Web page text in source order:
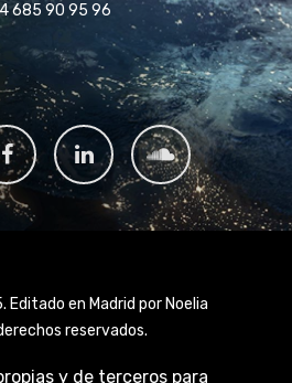
y de terceros para
685 90 95 96
Editado en Madrid por Noelia
reservados.